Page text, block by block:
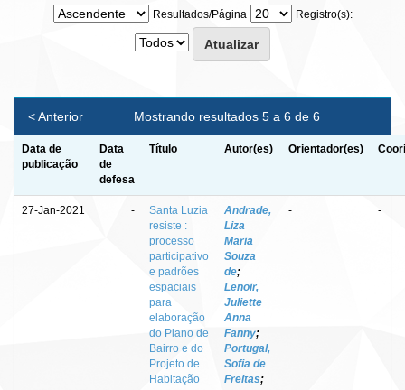
Resultados/Página
Registro(s):
Mostrando resultados 5 a 6 de 6
< Anterior
Data de
publicação
Data
de
defesa
Título Autor(es) Orientador(es)
27-Jan-2021 -
Santa Luzia
resiste :
processo
participativo
e padrões
espaciais
para
elaboração
do Plano de
Bairro e do
Projeto de
Habitação
Andrade,
Liza
Maria
Souza
de;
Lenoir,
Juliette
Anna
Fanny;
Portugal,
Sofia de
Freitas;
- -